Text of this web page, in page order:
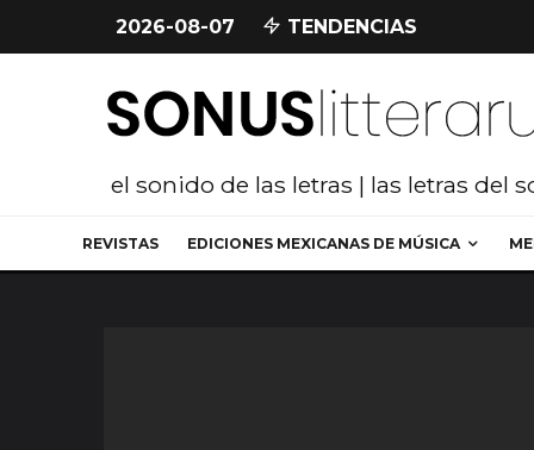
2026-08-07 TENDENCIAS
el sonido de las letras | las letras del
REVISTAS EDICIONES MEXICANAS DE MÚSICA